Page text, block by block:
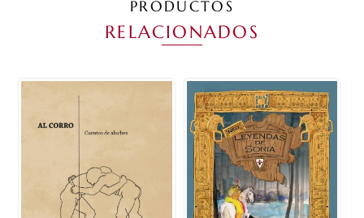
PRODUCTOS
RELACIONADOS